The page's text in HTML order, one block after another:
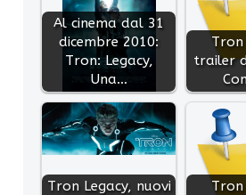
Al cinema dal 31
dicembre 2010:
Tron: Legacy,
Una…
Tron
trailer
Tron Legacy, nuovi
Tron